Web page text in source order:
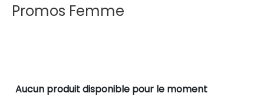
Promos Femme
Aucun produit disponible pour le moment